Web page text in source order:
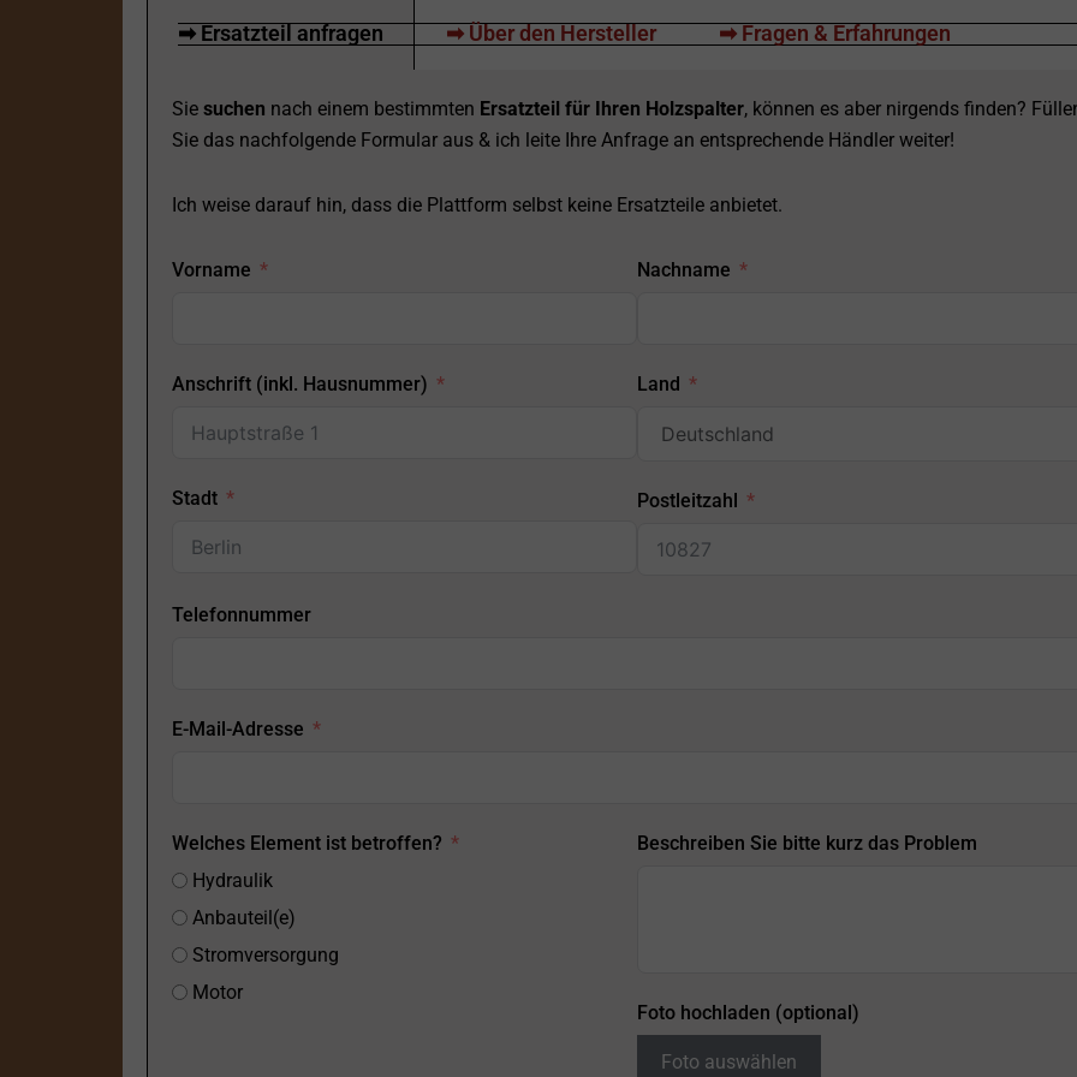
➡ Ersatzteil anfragen ➡ Über den Hersteller ➡ Fragen & Erfahrungen
Sie suchen nach einem bestimmten Ersatzteil für Ihren Holzspalter, können es aber nirgends finden?
Sie das nachfolgende Formular aus & ich leite Ihre Anfrage an entsprechende Händler weiter!
Ich weise darauf hin, dass die Plattform selbst keine Ersatzteile anbietet.
Vorname Nachname
Anschrift (inkl. Hausnummer)
Stadt
Land
Postleitzahl
Telefonnummer
E-Mail-Adresse
Welches Element ist betroffen?
Hydraulik
Anbauteil(e)
Stromversorgung
Motor
Beschreiben Sie bitte kurz das Problem
Foto hochladen (optional)
Foto auswählen